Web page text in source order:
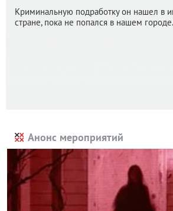
Криминальную подработку он нашел в
стране, пока не попался в нашем городе.
Анонс мероприятий